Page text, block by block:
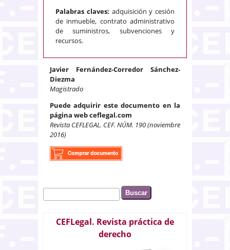
Palabras claves: adquisición y cesión
de inmueble, contrato administrativo
de suministros, subvenciones y
recursos.
Javier Fernández-Corredor Sánchez-
Diezma
Magistrado
Puede adquirir este documento en la
página web ceflegal.com
Revista CEFLEGAL. CEF. NÚM. 190 (noviembre
2016)
Formulario de búsqueda
Buscar
CEFLegal. Revista práctica de
derecho